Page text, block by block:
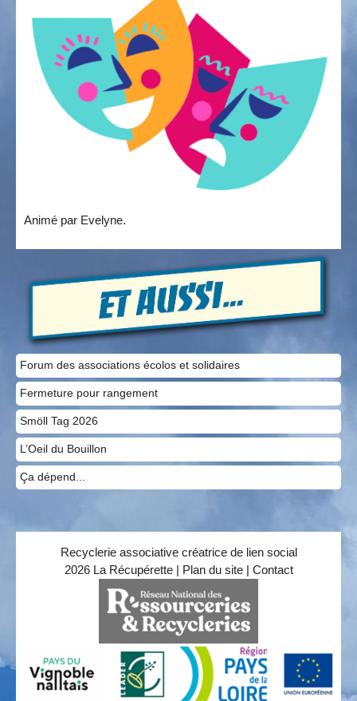
Animé par Evelyne.
Forum des associations écolos et solidaires
Fermeture pour rangement
Smöll Tag 2026
L’Oeil du Bouillon
Ça dépend...
Recyclerie associative créatrice de lien social
2026 La Récupérette | Plan du site| Contact